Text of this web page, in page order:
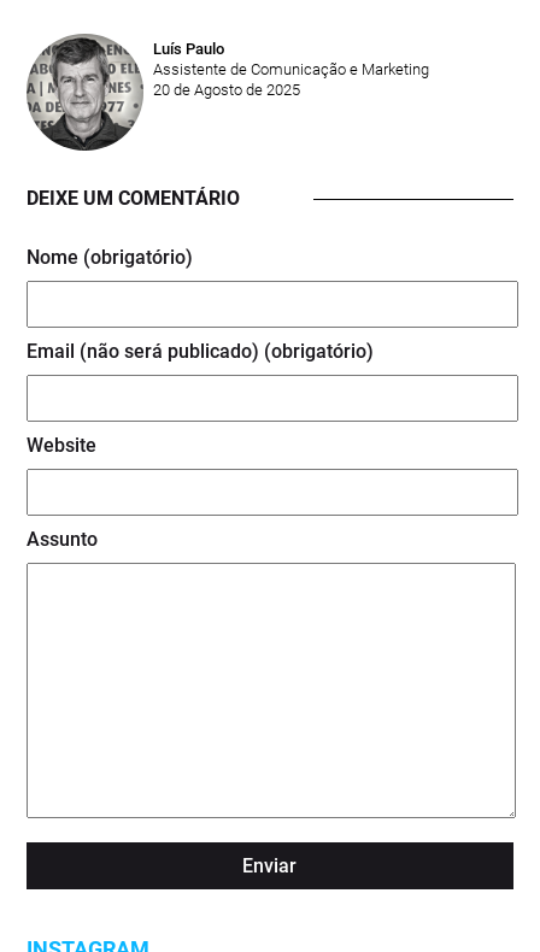
Luís Paulo
Assistente de Comunicação e Marketing
20 de Agosto de 2025
DEIXE UM COMENTÁRIO
Nome (obrigatório)
Email (não será publicado) (obrigatório)
Website
Assunto